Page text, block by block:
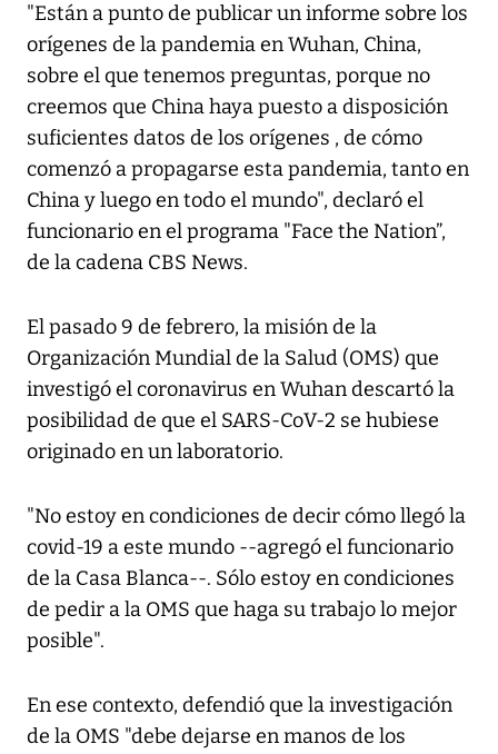
"Están a punto de publicar un informe sobre los
orígenes de la pandemia en Wuhan, China,
sobre el que tenemos preguntas, porque no
creemos que China haya puesto a disposición
suficientes datos de los orígenes , de cómo
comenzó a propagarse esta pandemia, tanto en
China y luego en todo el mundo", declaró el
funcionario en el programa "Face the Nation”,
de la cadena CBS News.
El pasado 9 de febrero, la misión de la
Organización Mundial de la Salud (OMS) que
investigó el coronavirus en Wuhan descartó la
posibilidad de que el SARS-CoV-2 se hubiese
originado en un laboratorio.
"No estoy en condiciones de decir cómo llegó la
covid-19 a este mundo --agregó el funcionario
de la Casa Blanca--. Sólo estoy en condiciones
de pedir a la OMS que haga su trabajo lo mejor
posible".
En ese contexto, defendió que la investigación
de la OMS "debe dejarse en manos de los